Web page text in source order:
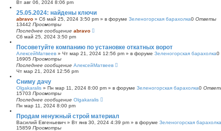
Вт авг 06, 2024 8:06 pm
25.05.2024: найдены ключи
abravo » Сб май 25, 2024 3:50 pm » в форуме Зеленогорская барахолка0 Ответы
13442 Просмотры
Последнее сообщение abravo
Сб май 25, 2024 3:50 pm
Посоветуйте компанию по установке откатных ворот
АлексейМатвеев » Чт мар 21, 2024 12:56 pm » в форуме Зеленогорская барахолка0
16905 Просмотры
Последнее сообщение АлексейМатвеев
Чт мар 21, 2024 12:56 pm
Сниму дачу
Olgakaralis » Пн мар 11, 2024 8:00 pm » в форуме Зеленогорская барахолка0
15703 Просмотры
Последнее сообщение Olgakaralis
Пн мар 11, 2024 8:00 pm
Продам ненужный строй материал
Василий Евгеньевич » Вт янв 30, 2024 4:39 pm » в форуме Зеленогорская барахолка
15859 Просмотры